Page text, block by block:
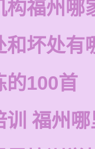
构福州哪
和坏处有
的100首
训 福州